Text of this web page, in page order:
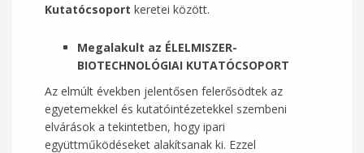
Kutatócsoport keretei között.
Megalakult az ÉLELMISZER-
BIOTECHNOLÓGIAI KUTATÓCSOPORT
Az elmúlt években jelentősen felerősödtek az
egyetemekkel és kutatóintézetekkel szembeni
elvárások a tekintetben, hogy ipari
együttműködéseket alakítsanak ki. Ezzel